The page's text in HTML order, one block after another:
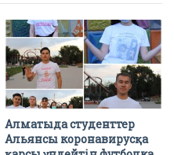
Алматыда студенттер
Альянсы коронавирусқа